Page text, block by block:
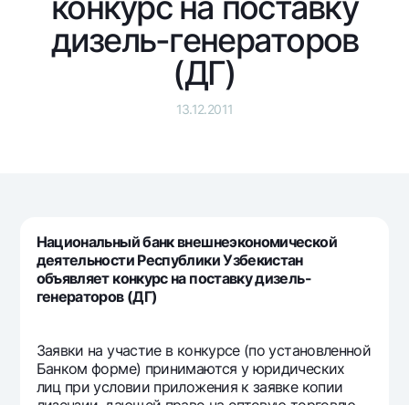
До востребования USD
Для всех USD
Золотые слитки от НБУ
UzCard/HUMO
Visa
Эскроу-cчёт
Ищите по сайту
Найти
Полезные ссылки
Часто задаваемые вопросы
Пресс-центр
дизель-генераторов
(ДГ)
13.12.2011
Национальный банк внешнеэкономической
деятельности Республики Узбекистан
объявляет конкурс на поставку дизель-
генераторов (ДГ)
Заявки на участие в конкурсе (по установленной
Банком форме) принимаются у юридических
лиц при условии приложения к заявке копии